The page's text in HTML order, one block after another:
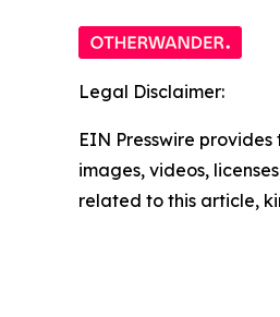
Legal Disclaimer:
EIN Presswire
images, videos,
related to this article,